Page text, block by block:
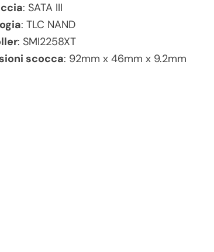
: SATA III
: TLC NAND
: SMI2258XT
scocca: 92mm x 46mm x 9.2mm